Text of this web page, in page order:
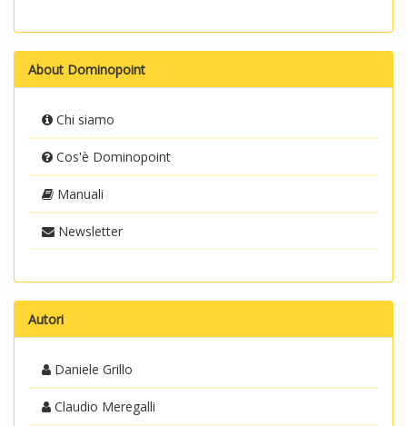
About Dominopoint
Chi siamo
Cos'è Dominopoint
Manuali
Newsletter
Autori
Daniele Grillo
Claudio Meregalli